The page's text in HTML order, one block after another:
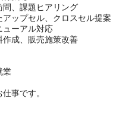
問、課題ヒアリング
アップセル、クロスセル提案
ューアル対応
作成、販売施策改善
業
事です。